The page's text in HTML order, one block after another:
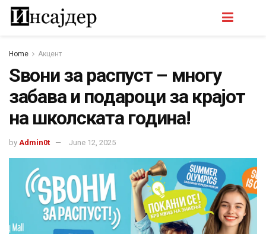
Home Акцент
Sвони за распуст – многу
забава и подароци за крајот
на школската година!
by Admin0t June 12, 2025